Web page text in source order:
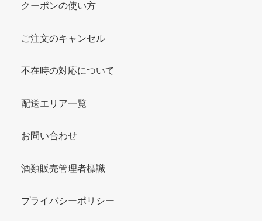
クーポンの使い方
ご注文のキャンセル
不在時の対応について
配送エリア一覧
お問い合わせ
酒類販売管理者標識
プライバシーポリシー